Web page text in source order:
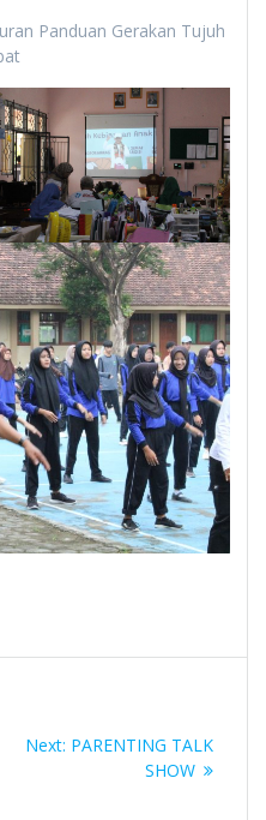
Panduan Gerakan Tujuh
Next: Next
PARENTING TALK
SHOW